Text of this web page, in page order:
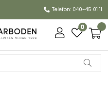
Telefon: 040-45 01 11
0